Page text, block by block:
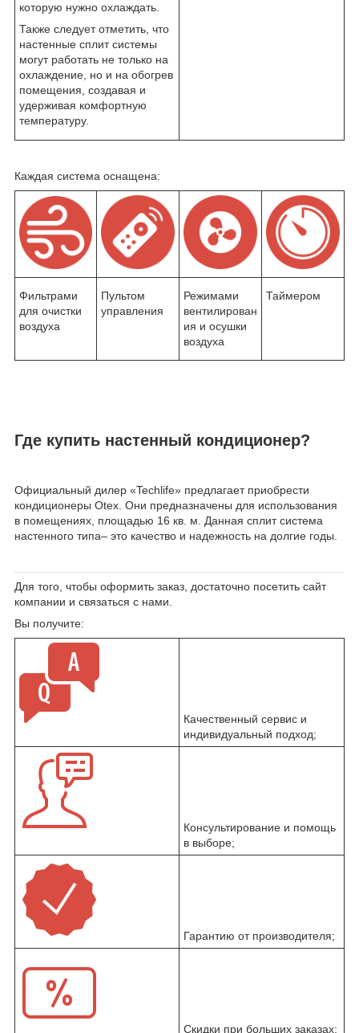
которую нужно охлаждать.
Также следует отметить, что
настенные сплит системы
могут работать не только на
охлаждение, но и на обогрев
помещения, создавая и
удерживая комфортную
температуру.
Каждая система оснащена:
Фильтрами
для очистки
воздуха
Пультом
управления
Режимами
вентилирован
ия и осушки
воздуха
Таймером
Где купить настенный кондиционер?
Официальный дилер «Techlife» предлагает приобрести
кондиционеры Otex. Они предназначены для использования
в помещениях, площадью 16 кв. м. Данная сплит система
настенного типа– это качество и надежность на долгие годы.
Для того, чтобы оформить заказ, достаточно посетить сайт
компании и связаться с нами.
Вы получите:
Качественный сервис и
индивидуальный подход;
Консультирование и помощь
в выборе;
Гарантию от производителя;
Скидки при больших заказах;